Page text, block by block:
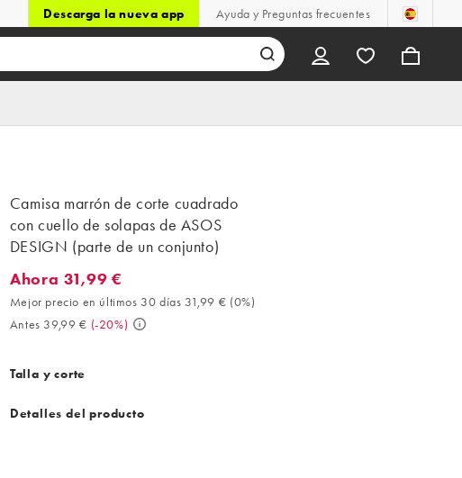
Descarga la nueva app Ayuda y Preguntas frecuentes
Camisa marrón de corte cuadrado
con cuello de solapas de ASOS
DESIGN (parte de un conjunto)
Ahora 31,99 €. Mejor precio en últimos 30 días 31,99 € (0%). Antes
Ahora 31,99 €
Mejor precio en últimos 30 días 31,99 € (0%)
Antes 39,99 € (-20%)
Talla y corte
Detalles del producto